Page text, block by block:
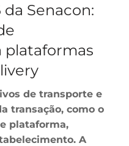
da Senacon:
plataformas
de transporte e
transação, como o
plataforma,
A